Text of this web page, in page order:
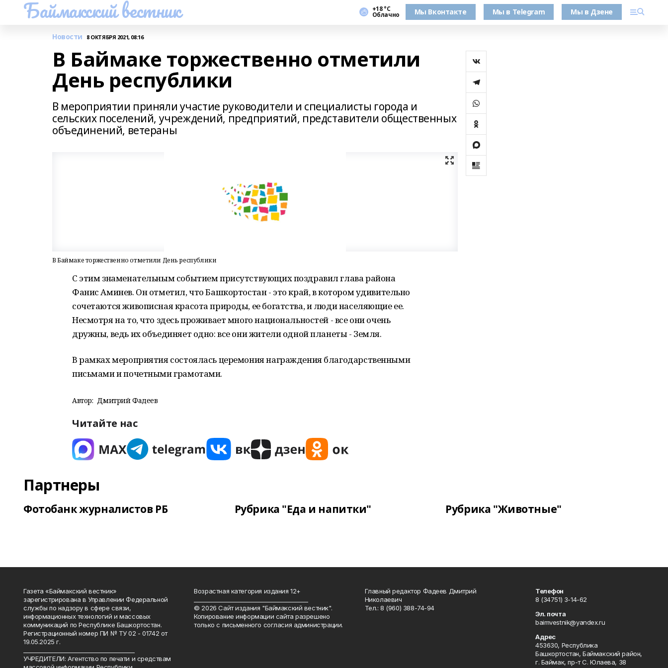
Баймакский вестник +18 °С
Облачно Мы Вконтакте Мы в Telegram Мы в Дзене
Новости 8 ОКТЯБРЯ 2021, 08:16
В Баймаке торжественно отметили
День республики
В мероприятии приняли участие руководители и специалисты города и
сельских поселений, учреждений, предприятий, представители общественных
объединений, ветераны
В Баймаке торжественно отметили День республики
С этим знаменательным событием присутствующих поздравил глава района
Фанис Аминев. Он отметил, что Башкортостан - это край, в котором удивительно
сочетаются живописная красота природы, ее богатства, и люди населяющие ее.
Несмотря на то, что здесь проживает много национальностей - все они очень
дружны, ведь их объединяет одно: все они жители одной планеты - Земля.
В рамках мероприятия состоялась церемония награждения благодарственными
письмами и почетными грамотами.
Автор: Дмитрий Фадеев
Читайте нас
Партнеры
Фотобанк журналистов РБ Рубрика "Еда и напитки" Рубрика "Животные"
Газета «Баймакский вестник»
зарегистрирована в Управлении Федеральной
службы по надзору в сфере связи,
информационных технологий и массовых
коммуникаций по Республике Башкортостан.
Регистрационный номер ПИ № ТУ 02 - 01742 от
19.05.2025 г.
УЧРЕДИТЕЛИ: Агентство по печати и средствам
Возрастная категория издания 12+
© 2026 Сайт издания "Баймакский вестник".
Копирование информации сайта разрешено
только с письменного согласия администрации.
Главный редактор Фадеев Дмитрий
Николаевич
Тел.: 8 (960) 388-74-94
Телефон
8 (34751) 3-14-62
Эл. почта
baimvestnik@yandex.ru
Адрес
453630, Республика
Башкортостан, Баймакский район,
г. Баймак, пр-т С. Юлаева, 38